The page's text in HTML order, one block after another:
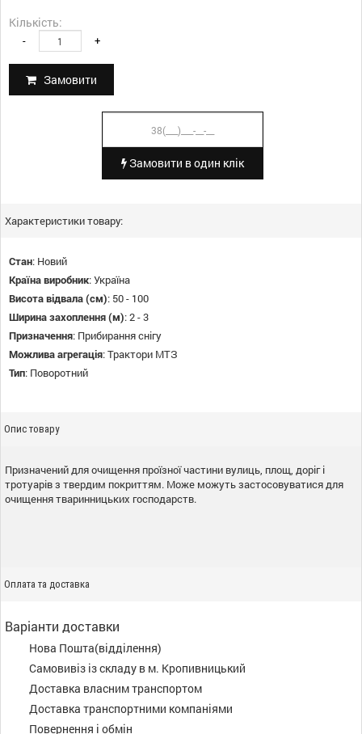
Кількість:
- +
Замовити
Замовити в один клік
Характеристики товару:
Стан: Новий
Країна виробник:Україна
Висота відвала (см): 50 - 100
Ширина захоплення (м):2 - 3
Призначення: Прибирання снігу
Можлива агрегація:Трактори МТЗ
Тип: Поворотний
Опис товару
Призначений для очищення проїзної частини вулиць, площ, доріг і
тротуарів з твердим покриттям. Може можуть застосовуватися для
очищення тваринницьких господарств.
Оплата та доставка
Варіанти доставки
Нова Пошта(відділення)
Самовивіз із складу в м. Кропивницький
Доставка власним транспортом
Доставка транспортними компаніями
Повернення і обмін